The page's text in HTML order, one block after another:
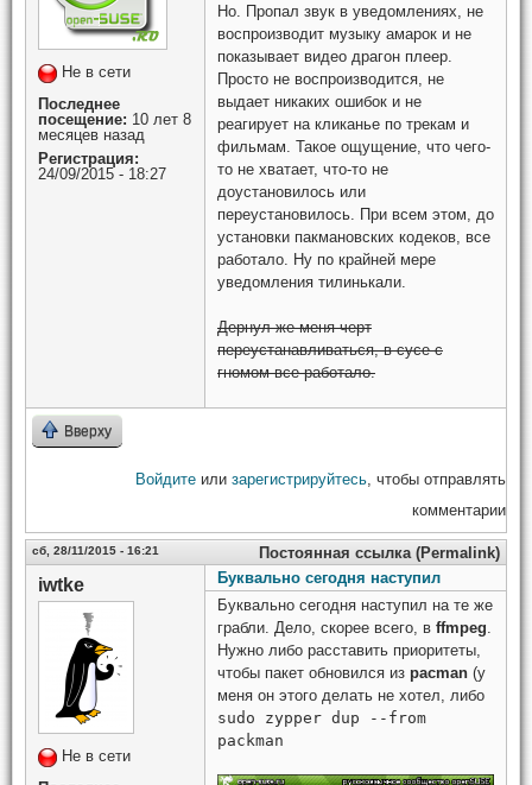
Не в сети
Последнее
посещение: 10 лет 8
месяцев назад
Регистрация:
24/09/2015 - 18:27
Но. Пропал звук в уведомлениях, не
воспроизводит музыку амарок и не
показывает видео драгон плеер.
Просто не воспроизводится, не
выдает никаких ошибок и не
реагирует на кликанье по трекам и
фильмам. Такое ощущение, что чего-
то не хватает, что-то не
доустановилось или
переустановилось. При всем этом, до
установки пакмановских кодеков, все
работало. Ну по крайней мере
уведомления тилинькали.
Дернул же меня черт
переустанавливаться, в сусе с
гномом все работало.
Вверху
Войдите или зарегистрируйтесь , чтобы отправлять
комментарии
сб, 28/11/2015 - 16:21 Постоянная ссылка (Permalink)
iwtke
Не в сети
Буквально сегодня наступил
Буквально сегодня наступил на те же
грабли. Дело, скорее всего, в ffmpeg
Нужно либо расставить приоритеты,
чтобы пакет обновился из pacman (у
меня он этого делать не хотел, либо
sudo zypper dup --from
packman